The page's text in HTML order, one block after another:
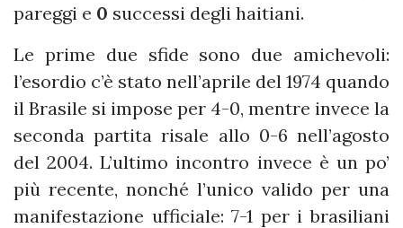
pareggi e 0 successi degli haitiani.
Le prime due sfide sono due amichevoli:
l’esordio c’è stato nell’aprile del 1974 quando
il Brasile si impose per 4-0, mentre invece la
seconda partita risale allo 0-6 nell’agosto
del 2004. L’ultimo incontro invece è un po’
più recente, nonché l’unico valido per una
manifestazione ufficiale: 7-1 per i brasiliani